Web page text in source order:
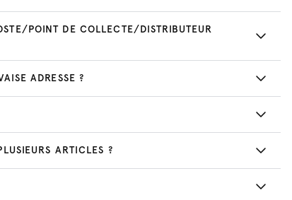
POINT DE COLLECTE/DISTRIBUTEUR
ADRESSE ?
ARTICLES ?